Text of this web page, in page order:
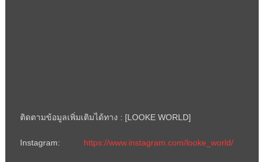
ติดตามข้อมูลเพิ่มเติมได้ทาง : [LOOKE WORLD]
Instagram: https://www.instagram.com/looke_world/